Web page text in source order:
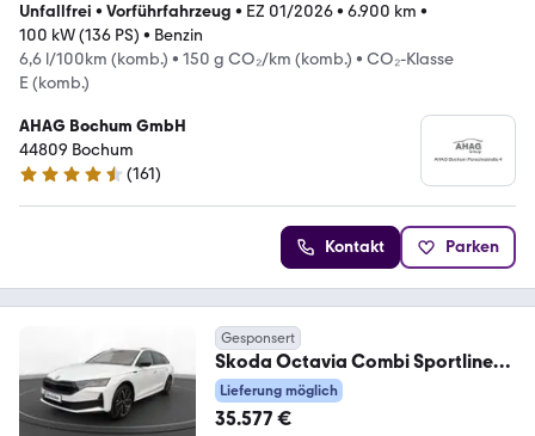
Unfallfrei • Vorführfahrzeug • EZ 01/2026• 6.900 km •
100 kW (136 PS) • Benzin
6,6 l/100km (komb.) • 150 g CO₂/km (komb.) • CO₂-Klasse
E (komb.)
AHAG Bochum GmbH
44809 Bochum
4.6 Sterne
(161)
Kontakt Parken
Gesponsert
Skoda Octavia Combi Sportline
1.5 TSI DSG I sofort Ver
Lieferung möglich
35.577 €